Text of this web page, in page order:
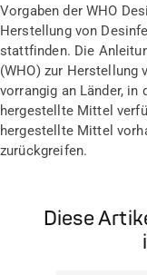
Vorgaben der WHO
Herstellung von
stattfinden. Die
(WHO) zur
vorrangig an Länder, in
hergestellte Mittel
hergestellte Mittel
zurückgreifen.
Diese